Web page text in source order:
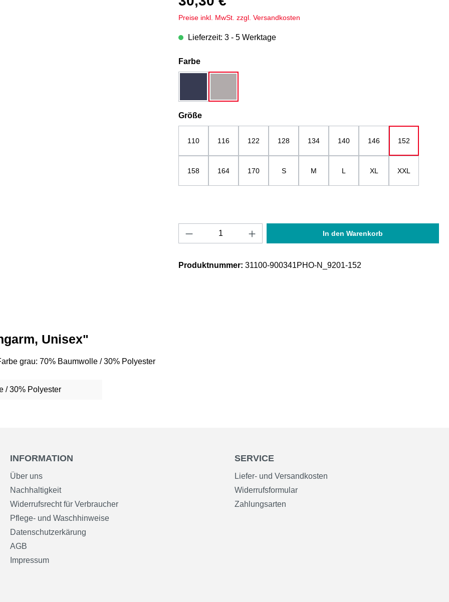
Preise inkl. MwSt. zzgl. Versandkosten
Lieferzeit: 3 - 5 Werktage
Farbeauswählen
Größeauswählen
110 116 122 128 134 140 146 152
158 164 170 S M L XL XXL
Produkt Anzahl: Gib den gewünschten Wert ein
In den Warenkorb
Produktnummer: 31100-900341PHO-N_9201-152
Unisex"
grau: 70% Baumwolle / 30% Polyester
/ 30% Polyester
INFORMATION
Über uns
Nachhaltigkeit
Widerrufsrecht für Verbraucher
Pflege- und Waschhinweise
Datenschutzerkärung
AGB
Impressum
SERVICE
Liefer- und Versandkosten
Widerrufsformular
Zahlungsarten